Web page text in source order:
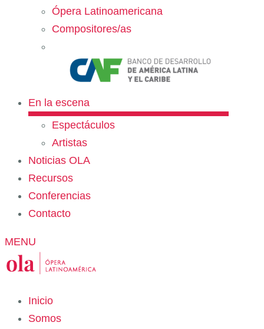
Ópera Latinoamericana
Compositores/as
En la escena
Espectáculos
Artistas
Noticias OLA
Recursos
Conferencias
Contacto
MENU
Inicio
Somos